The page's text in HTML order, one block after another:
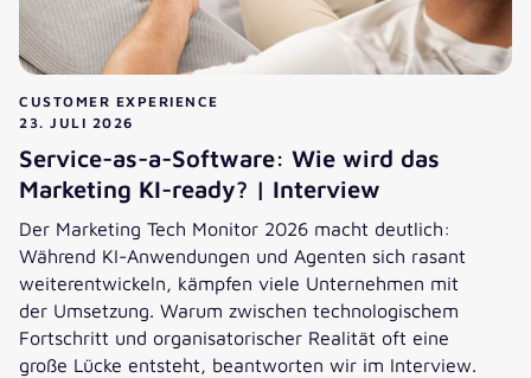
CUSTOMER EXPERIENCE
23. JULI 2026
Service-as-a-Software: Wie wird das
Marketing KI-ready? | Interview
Der Marketing Tech Monitor 2026 macht deutlich:
Während KI-Anwendungen und Agenten sich rasant
weiterentwickeln, kämpfen viele Unternehmen mit
der Umsetzung. Warum zwischen technologischem
Fortschritt und organisatorischer Realität oft eine
große Lücke entsteht, beantworten wir im Interview.